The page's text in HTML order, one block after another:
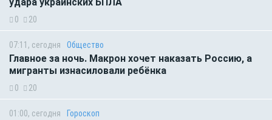
0 20
07:11, сегодня Общество
Главное за ночь. Макрон хочет наказать Россию, а
мигранты изнасиловали ребёнка
0 20
01:00, сегодня Гороскоп